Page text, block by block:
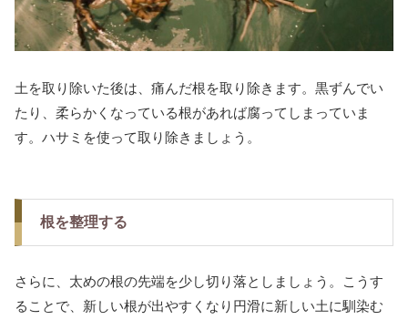
土を取り除いた後は、痛んだ根を取り除きます。黒ずんでい
たり、柔らかくなっている根があれば腐ってしまっていま
す。ハサミを使って取り除きましょう。
根を整理する
さらに、太めの根の先端を少し切り落としましょう。こうす
ることで、新しい根が出やすくなり円滑に新しい土に馴染む